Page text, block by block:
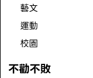
藝文
運動
校園
不勸不敗